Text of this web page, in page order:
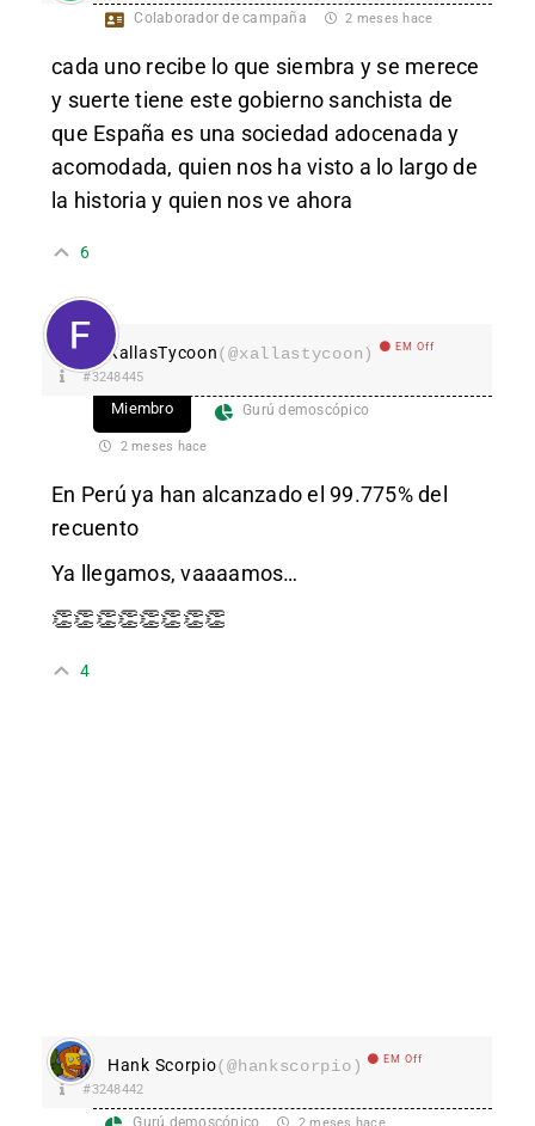
Colaborador de campaña 2 meses hace
cada uno recibe lo que siembra y se merece
y suerte tiene este gobierno sanchista de
que España es una sociedad adocenada y
acomodada, quien nos ha visto a lo largo de
la historia y quien nos ve ahora
6
XallasTycoon(@xallastycoon) EM Off
#3248445
Miembro Gurú demoscópico
2 meses hace
En Perú ya han alcanzado el 99.775% del
recuento
Ya llegamos, vaaaamos…
👏👏👏👏👏👏👏👏
4
Hank Scorpio(@hankscorpio) EM Off
#3248442
Gurú demoscópico 2 meses hace